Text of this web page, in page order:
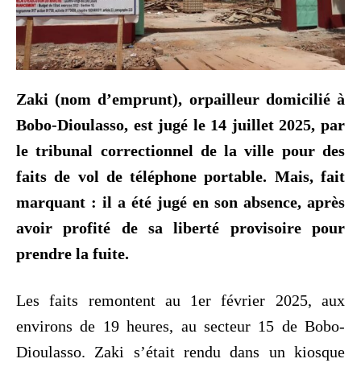
Zaki (nom d’emprunt), orpailleur domicilié à
Bobo-Dioulasso, est jugé le 14 juillet 2025, par
le tribunal correctionnel de la ville pour des
faits de vol de téléphone portable. Mais, fait
marquant : il a été jugé en son absence, après
avoir profité de sa liberté provisoire pour
prendre la fuite.
Les faits remontent au 1er février 2025, aux
environs de 19 heures, au secteur 15 de Bobo-
Dioulasso. Zaki s’était rendu dans un kiosque